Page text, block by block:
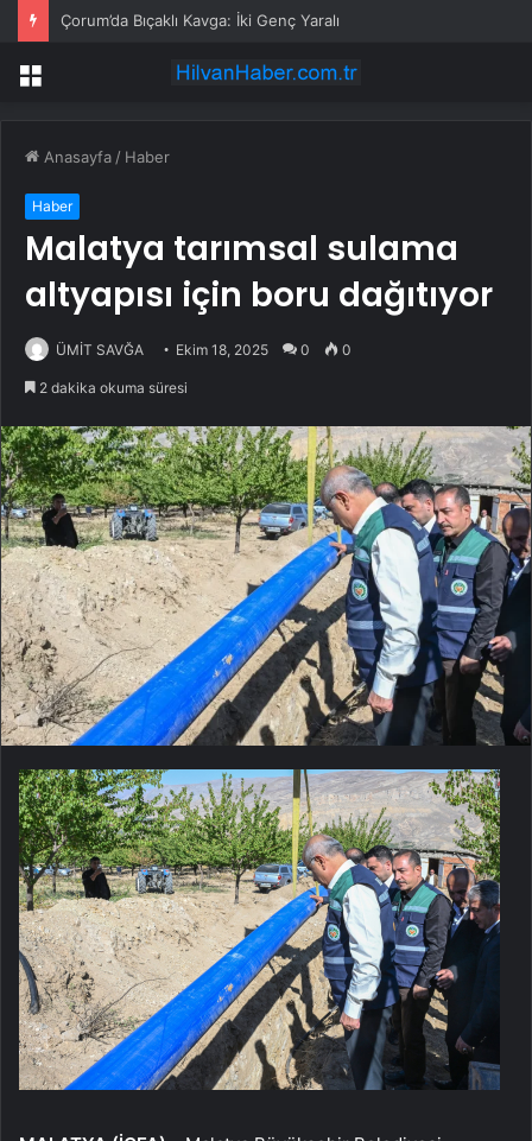
Çorum’da Bıçaklı Kavga: İki Genç Yaralı
Menü
Anasayfa / Haber
Haber
Malatya tarımsal sulama
altyapısı için boru dağıtıyor
ÜMİT SAVĞA Ekim 18, 2025 0 0
2 dakika okuma süresi